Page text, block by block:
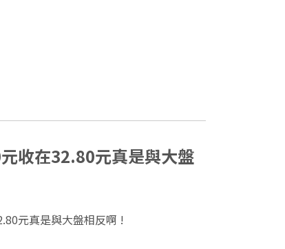
收在32.80元真是與大盤
元真是與大盤相反啊 !